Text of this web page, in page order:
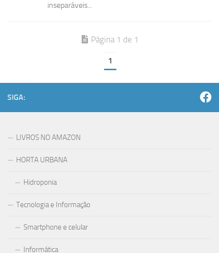
inseparáveis...
Página 1 de 1
1
SIGA:
LIVROS NO AMAZON
HORTA URBANA
Hidroponia
Tecnologia e Informação
Smartphone e celular
Informática